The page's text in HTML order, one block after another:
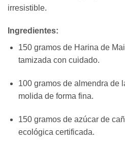
irresistible.
Ingredientes:
150 gramos de Harina de
tamizada con cuidado.
100 gramos de almendra de
molida de forma fina.
150 gramos de azúcar de
ecológica certificada.